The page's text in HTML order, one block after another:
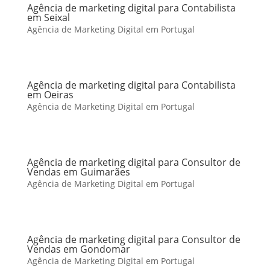
Agência de marketing digital para Contabilista
em Seixal
Agência de Marketing Digital em Portugal
Agência de marketing digital para Contabilista
em Oeiras
Agência de Marketing Digital em Portugal
Agência de marketing digital para Consultor de
Vendas em Guimarães
Agência de Marketing Digital em Portugal
Agência de marketing digital para Consultor de
Vendas em Gondomar
Agência de Marketing Digital em Portugal